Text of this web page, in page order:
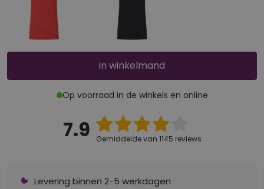
in winkelmand
Op voorraad in de winkels en online
7.9 Gemiddelde van 1145 reviews
Levering binnen 2-5 werkdagen